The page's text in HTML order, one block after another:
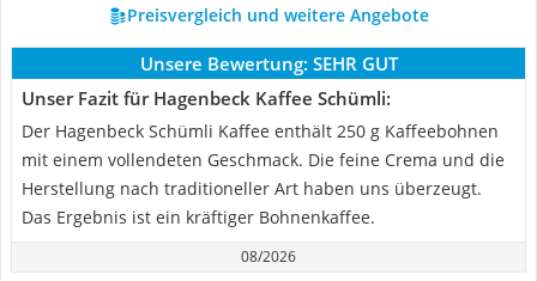
Preisvergleich und weitere Angebote
Unsere Bewertung: SEHR GUT
Unser Fazit für Hagenbeck Kaffee Schümli:
Der Hagenbeck Schümli Kaffee enthält 250 g Kaffeebohnen
mit einem vollendeten Geschmack. Die feine Crema und die
Herstellung nach traditioneller Art haben uns überzeugt.
Das Ergebnis ist ein kräftiger Bohnenkaffee.
08/2026